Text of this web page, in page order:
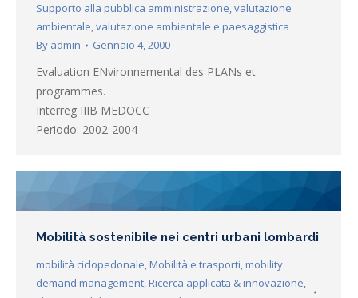
Supporto alla pubblica amministrazione,valutazione
ambientale,valutazione ambientale e paesaggistica
By admin Gennaio 4, 2000
Evaluation ENvironnemental des PLANs et
programmes.
Interreg IIIB MEDOCC
Periodo: 2002-2004
Mobilità sostenibile nei centri urbani lombardi
mobilità ciclopedonale, Mobilità e trasporti, mobility
demand management, Ricerca applicata & innovazione,